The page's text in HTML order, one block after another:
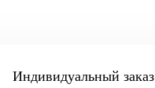
Индивидуальный заказ